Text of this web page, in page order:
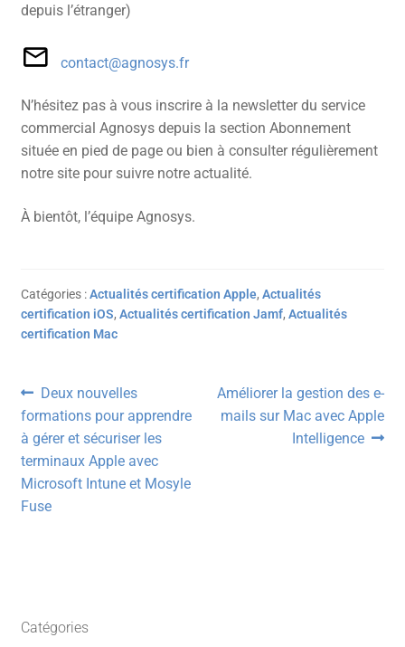
depuis l’étranger)
contact@agnosys.fr
N’hésitez pas à vous inscrire à la newsletter du service
commercial Agnosys depuis la section Abonnement
située en pied de page ou bien à consulter régulièrement
notre site pour suivre notre actualité.
À bientôt, l’équipe Agnosys.
Catégories :Actualités certification Apple, Actualités
certification iOS, Actualités certification Jamf, Actualités
certification Mac
Navigation
de
l’article
Article
précédent :
Deux nouvelles
formations pour apprendre
à gérer et sécuriser les
terminaux Apple avec
Microsoft Intune et Mosyle
Fuse
Article
suivant :
Améliorer la gestion des e-
mails sur Mac avec Apple
Intelligence
Catégories